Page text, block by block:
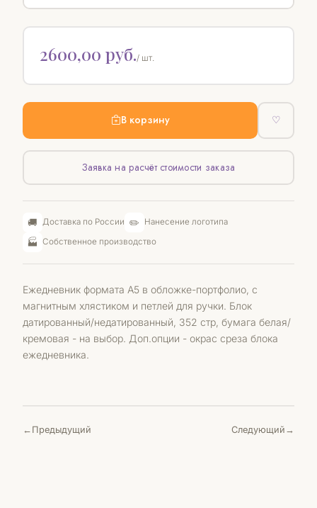
2600,00 руб./ шт.
В корзину ♡
Заявка на расчёт стоимости заказа
🚚 Доставка по России ✏️ Нанесение логотипа
🏭 Собственное производство
Ежедневник формата А5 в обложке-портфолио, с
магнитным хлястиком и петлей для ручки. Блок
датированный/недатированный, 352 стр, бумага белая/
кремовая - на выбор. Доп.опции - окрас среза блока
ежедневника.
Предыдущий Следующий